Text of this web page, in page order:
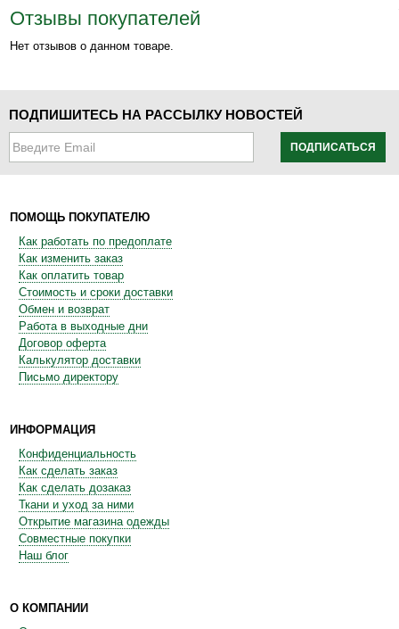
Отзывы покупателей
Нет отзывов о данном товаре.
ПОДПИШИТЕСЬ НА РАССЫЛКУ НОВОСТЕЙ
ПОДПИСАТЬСЯ
ПОМОЩЬ ПОКУПАТЕЛЮ
Как работать по предоплате
Как изменить заказ
Как оплатить товар
Стоимость и сроки доставки
Обмен и возврат
Работа в выходные дни
Договор оферта
Калькулятор доставки
Письмо директору
ИНФОРМАЦИЯ
Конфиденциальность
Как сделать заказ
Как сделать дозаказ
Ткани и уход за ними
Открытие магазина одежды
Совместные покупки
Наш блог
О КОМПАНИИ